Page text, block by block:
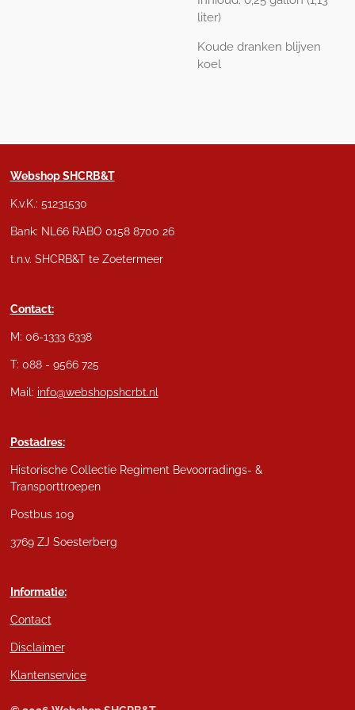
liter)
Koude dranken blijven
koel
Webshop SHCRB&T
K.v.K.: 51231530
Bank: NL66 RABO 0158 8700 26
t.n.v. SHCRB&T te Zoetermeer
Contact:
M: 06-1333 6338
T: 088 - 9566 725
Mail: info@webshopshcrbt.nl
Postadres:
Historische Collectie Regiment Bevoorradings- &
Transporttroepen
Postbus 109
3769 ZJ Soesterberg
Informatie:
Contact
Disclaimer
Klantenservice